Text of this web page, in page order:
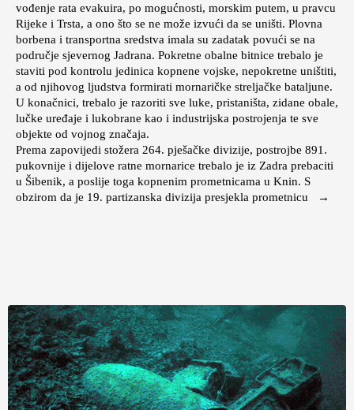
vođenje rata evakuira, po mogućnosti, morskim putem, u pravcu
Rijeke i Trsta, a ono što se ne može izvući da se uništi. Plovna
borbena i transportna sredstva imala su zadatak povući se na
područje sjevernog Jadrana. Pokretne obalne bitnice trebalo je
staviti pod kontrolu jedinica kopnene vojske, nepokretne uništiti,
a od njihovog ljudstva formirati mornaričke streljačke bataljune.
U konačnici, trebalo je razoriti sve luke, pristaništa, zidane obale,
lučke uređaje i lukobrane kao i industrijska postrojenja te sve
objekte od vojnog značaja.
Prema zapovijedi stožera 264. pješačke divizije, postrojbe 891.
pukovnije i dijelove ratne mornarice trebalo je iz Zadra prebaciti
u Šibenik, a poslije toga kopnenim prometnicama u Knin. S
obzirom da je 19. partizanska divizija presjekla prometnicu →